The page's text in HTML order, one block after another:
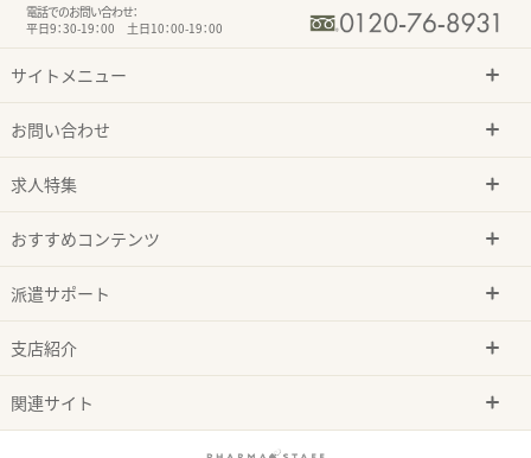
電話でのお問い合わせ：
平日9：30-19：00 土日10：00-19：00
サイトメニュー
お問い合わせ
求人特集
おすすめコンテンツ
派遣サポート
支店紹介
関連サイト